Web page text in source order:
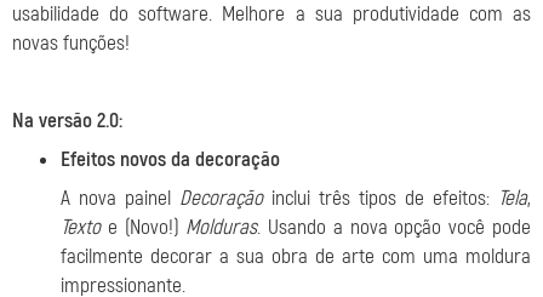
usabilidade do software. Melhore a sua produtividade com as
novas funções!
Na versão 2.0:
Efeitos novos da decoração
A nova painel Decoração inclui três tipos de efeitos: Tela,
Textoe (Novo!) Molduras. Usando a nova opção você pode
facilmente decorar a sua obra de arte com uma moldura
impressionante.